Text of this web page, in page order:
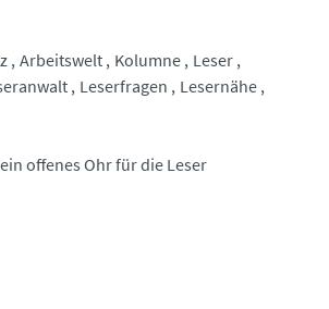
Arbeitswelt Kolumne Leser
Leserfragen
Lesernähe
offenes Ohr für die Leser